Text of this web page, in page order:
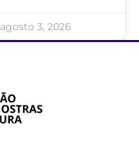
agosto 3, 2026